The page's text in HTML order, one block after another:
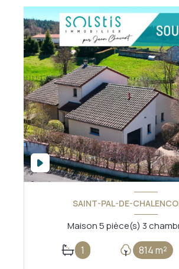
SAINT-PAL-DE-
1 814 m²